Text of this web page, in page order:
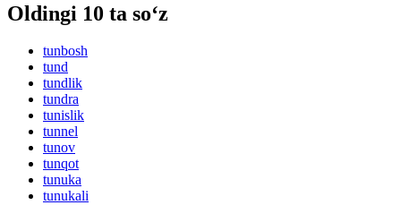
Oldingi 10 ta so‘z
tunbosh
tund
tundlik
tundra
tunislik
tunnel
tunov
tunqot
tunuka
tunukali